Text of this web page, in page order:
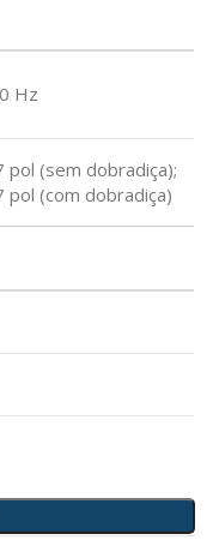
Hz
(sem dobradiça);
(com dobradiça)